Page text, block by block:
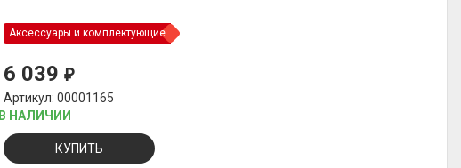
Аксессуары и комплектующие
6 039₽
Артикул: 00001165
В НАЛИЧИИ
КУПИТЬ